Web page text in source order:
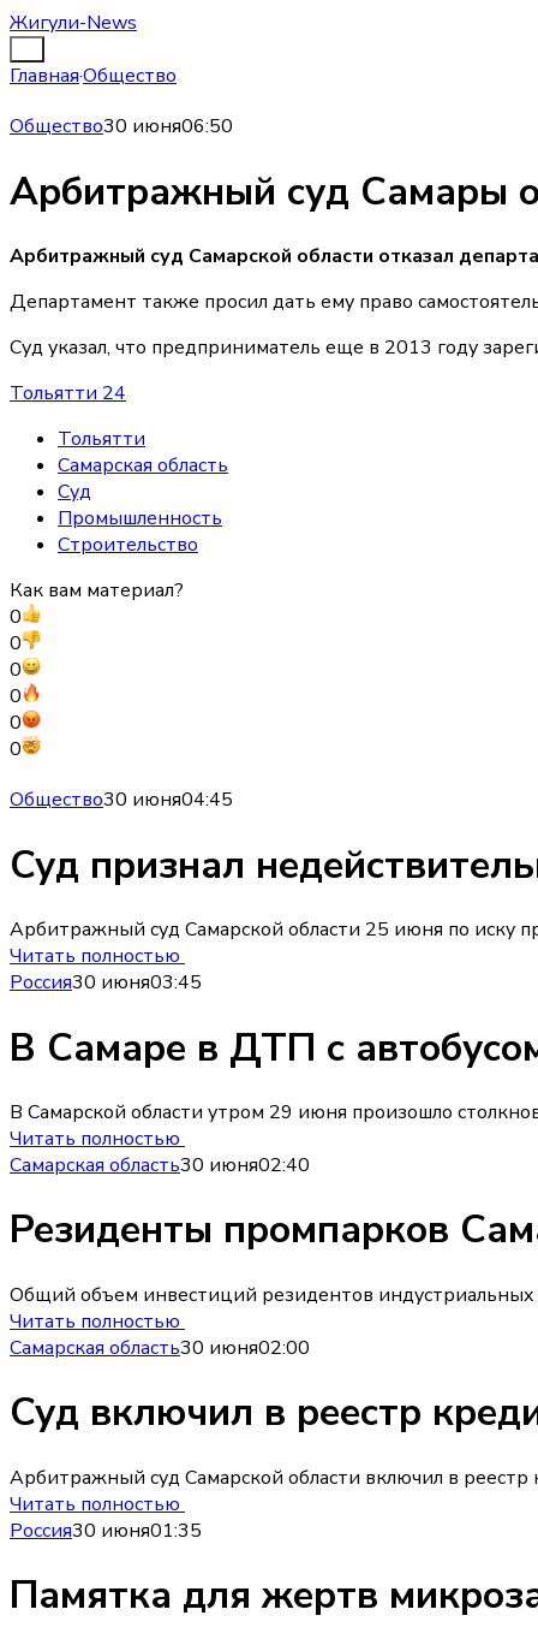
Жигули-News
Главная·Общество
Общество30 июня06:50
Арбитражный суд Самары
Арбитражный суд Самарской области отказал
Департамент также просил дать ему право
Суд указал, что предприниматель еще в 2013 году
Тольятти 24
Тольятти
Самарская область
Суд
Промышленность
Строительство
Как вам материал?
0
0
0
0
0
0
Общество30 июня04:45
Суд признал
Арбитражный суд Самарской области 25 июня по иску
Читать полностью
Россия30 июня03:45
В Самаре в ДТП с
В Самарской области утром 29 июня произошло
Читать полностью
Самарская область30 июня02:40
Резиденты промпарков
Общий объем инвестиций резидентов индустриальных
Читать полностью
Самарская область30 июня02:00
Суд включил в реестр
Арбитражный суд Самарской области включил в
Читать полностью
Россия30 июня01:35
Памятка для жертв